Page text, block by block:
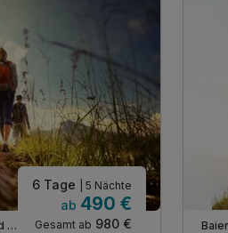
Baiersbronn, Schwarzwald Nord
6 Tage | 5 Nächte
ab 490 €
Gesamt ab 980 €